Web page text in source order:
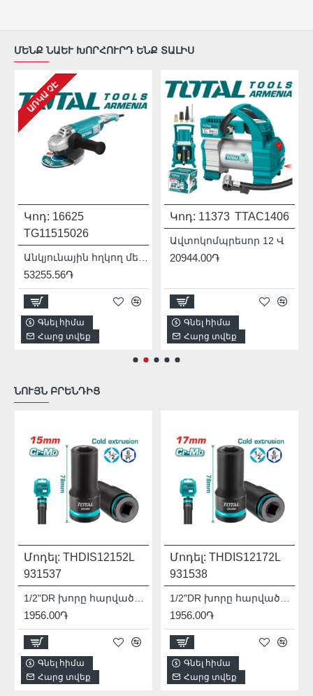
ՄԵՆՔ ՆԱԵՒ ԽՈՐՀՈՒՐԴ ԵՆՔ ՏԱԼԻՍ
ԱՌԿԱ ՉԷ
Կոդ: 16625
TG11515026
53255.56֏
Գնել հիմա
Հարց տվեք
Կոդ: 11373 TTAC1406
Ավտոկոմպրեսոր 12 Վ
20944.00֏
Գնել հիմա
Հարց տվեք
ՆՈՒՅՆ ԲՐԵՆԴԻՑ
Մոդել: THDIS12152L
931537
1956.00֏
Գնել հիմա
Հարց տվեք
Մոդել: THDIS12172L
931538
1956.00֏
Գնել հիմա
Հարց տվեք